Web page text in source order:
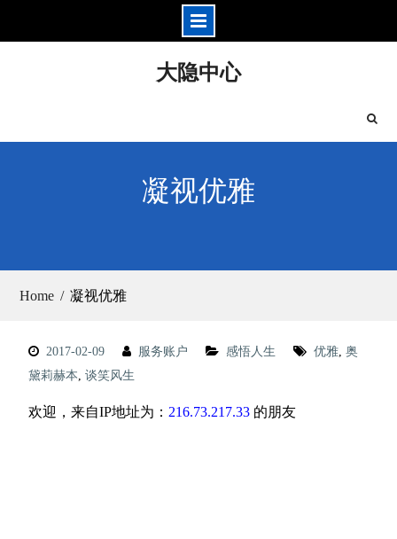
大隐中心
凝视优雅
Home 凝视优雅
2017-02-09 服务账户 感悟人生 优雅, 奥
黛莉赫本, 谈笑风生
欢迎，来自IP地址为： 216.73.217.33的朋友